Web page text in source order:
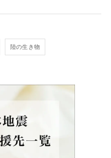
陸の生き物